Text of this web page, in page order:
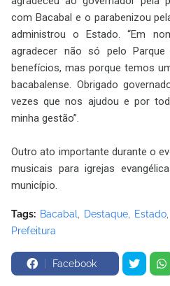
com Bacabal e o parabenizou
administrou o Estado. “Em
agradecer não só pelo
benefícios, mas porque temos
bacabalense. Obrigado
vezes que nos ajudou e por
minha gestão”.
Outro ato importante durante o
musicais para igrejas
município.
Tags: Bacabal Destaque Estado
Prefeitura
Facebook